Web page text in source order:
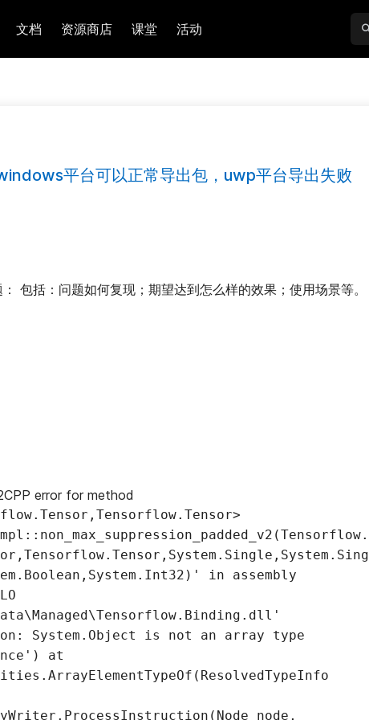
文档 资源商店 课堂 活动
平台可以正常导出包，uwp平台导出失败
包括：问题如何复现；期望达到怎么样的效果；使用场景等。
error for method
in assembly
System.Object is not an array type
at
node,